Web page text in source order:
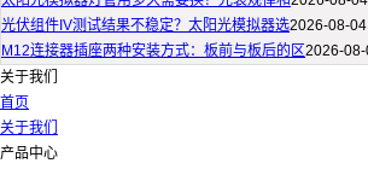
光伏组件IV测试结果不稳定？太阳光模拟器选2026-08-04
M12连接器插座两种安装方式：板前与板后的区2026-
关于我们
首页
关于我们
产品中心